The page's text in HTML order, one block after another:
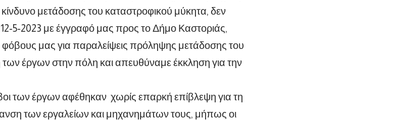
μετάδοσης του καταστροφικού μύκητα, δεν
5-2023 με έγγραφό μας προς το Δήμο Καστοριάς,
μας για παραλείψεις πρόληψης μετάδοσης του
των έργων στην πόλη και απευθύναμε έκκληση για την
των έργων αφέθηκαν χωρίς επαρκή επίβλεψη για τη
των εργαλείων και μηχανημάτων τους, μήπως οι